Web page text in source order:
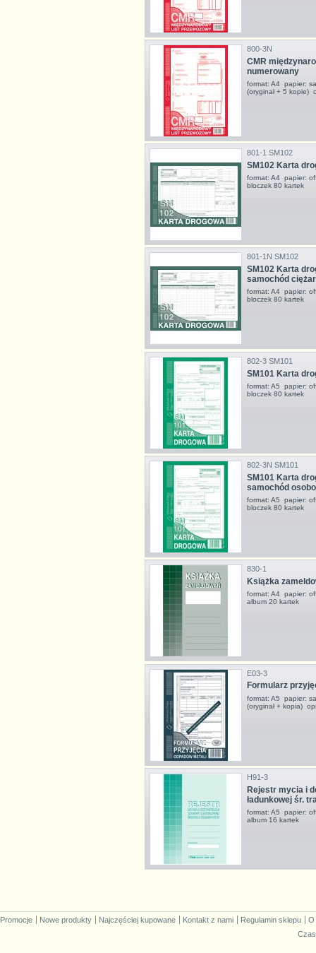
800-3N
CMR
numerowany
format: A4 papier:
(oryginał + 5 kopie)
801-1 SM102
SM102 Karta
format: A4 papier:
bloczek 80 kartek
801-1N SM102
SM102 Karta
samochód
format: A4 papier:
bloczek 80 kartek
802-3 SM101
SM101 Karta
format: A5 papier:
bloczek 80 kartek
802-3N SM101
SM101 Karta
samochód
format: A5 papier:
bloczek 80 kartek
830-1
Książka
format: A4 papier:
album 20 kartek
E03-3
Formularz
format: A5 papier:
(oryginał + kopia)
H91-3
Rejestr mycia i
ładunkowej śr.
format: A5 papier:
album 16 kartek
Promocje Nowe produkty Najczęściej kupowane Kontakt z nami Regulamin sklepu
O